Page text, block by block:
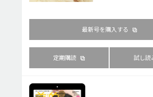
最新号を購入する
定期購読 試し読